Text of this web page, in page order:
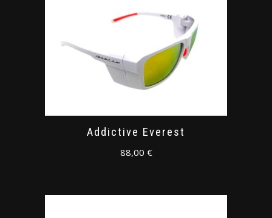
Addictive Everest
88,00 €